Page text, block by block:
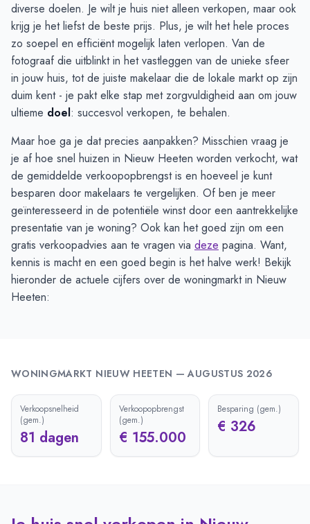
diverse doelen. Je wilt je huis niet alleen verkopen, maar ook
krijg je het liefst de beste prijs. Plus, je wilt het hele proces
zo soepel en efficiënt mogelijk laten verlopen. Van de
fotograaf die uitblinkt in het vastleggen van de unieke sfeer
in jouw huis, tot de juiste makelaar die de lokale markt op zijn
duim kent - je pakt elke stap met zorgvuldigheid aan om jouw
ultieme doel: succesvol verkopen, te behalen.
Maar hoe ga je dat precies aanpakken? Misschien vraag je
je af hoe snel huizen in Nieuw Heeten worden verkocht, wat
de gemiddelde verkoopopbrengst is en hoeveel je kunt
besparen door makelaars te vergelijken. Of ben je meer
geïnteresseerd in de potentiële winst door een aantrekkelijke
presentatie van je woning? Ook kan het goed zijn om een
gratis verkoopadvies aan te vragen via deze pagina. Want,
kennis is macht en een goed begin is het halve werk! Bekijk
hieronder de actuele cijfers over de woningmarkt in Nieuw
Heeten:
WONINGMARKT NIEUW HEETEN —AUGUSTUS 2026
Verkoopsnelheid
(gem.)
81 dagen
Verkoopopbrengst
(gem.)
€ 155.000
Besparing (gem.)
€ 326